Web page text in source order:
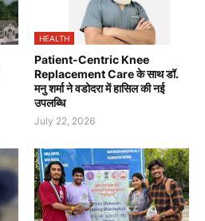
HEALTH
Patient-Centric Knee
Replacement Care के साथ डॉ.
मनु शर्मा ने वडोदरा में हासिल की नई
उपलब्धि
July 22, 2026